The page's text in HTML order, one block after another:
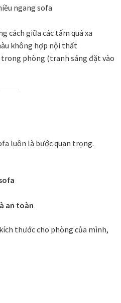
ngang sofa
cách giữa các tấm quá xa
không hợp nội thất
trong phòng (tranh sáng đặt vào
luôn là bước quan trọng.
an toàn
thước cho phòng của mình,